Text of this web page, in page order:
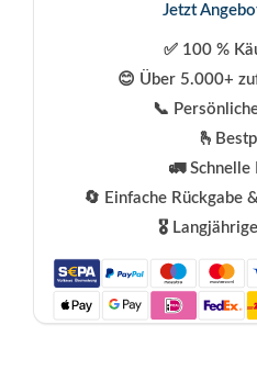
Jetzt
✅ 100 %
😊 Über 5.000+
📞
🚛 Schnelle
🔄 Einfache Rückgabe
🎖️